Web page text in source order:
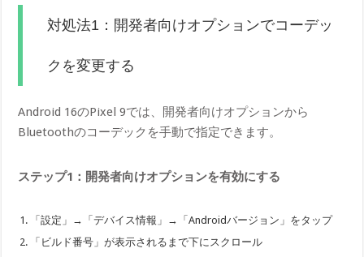
対処法1：開発者向けオプションでコーデッ
クを変更する
Android 16のPixel 9では、開発者向けオプションから
Bluetoothのコーデックを手動で指定できます。
ステップ1：開発者向けオプションを有効にする
「設定」→「デバイス情報」→「Androidバージョン」をタップ
「ビルド番号」が表示されるまで下にスクロール